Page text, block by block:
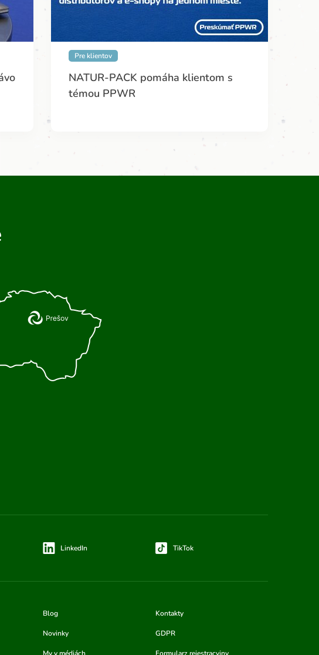
Pre klientov
NATUR-PACK pomáha klientom s
témou PPWR
LinkedIn TikTok
Blog
Novinky
My v médiách
Kontakty
GDPR
Formularz rejestracyjny